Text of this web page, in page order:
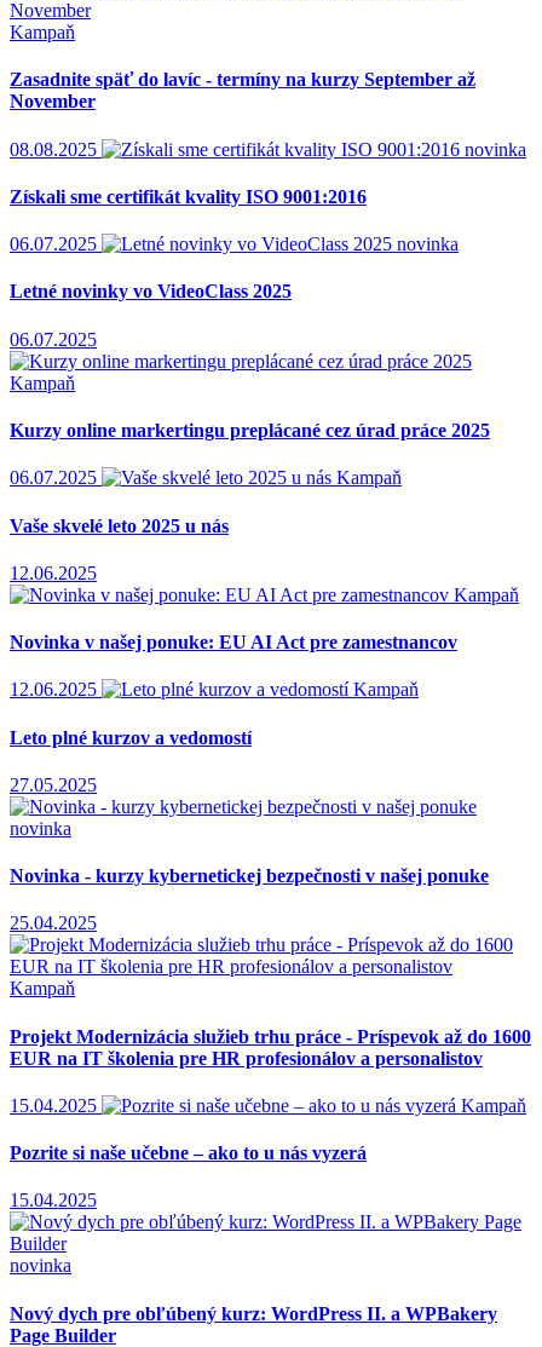
Kampaň
Zasadnite späť do lavíc - termíny na kurzy September až
November
08.08.2025 novinka
Získali sme certifikát kvality ISO 9001:2016
06.07.2025 novinka
Letné novinky vo VideoClass 2025
06.07.2025
Kampaň
Kurzy online markertingu preplácané cez úrad práce 2025
06.07.2025 Kampaň
Vaše skvelé leto 2025 u nás
12.06.2025
Kampaň
Novinka v našej ponuke: EU AI Act pre zamestnancov
12.06.2025 Kampaň
Leto plné kurzov a vedomostí
27.05.2025
novinka
Novinka - kurzy kybernetickej bezpečnosti v našej ponuke
25.04.2025
Kampaň
Projekt Modernizácia služieb trhu práce - Príspevok až do 1600
EUR na IT školenia pre HR profesionálov a personalistov
15.04.2025 Kampaň
Pozrite si naše učebne – ako to u nás vyzerá
15.04.2025
novinka
Nový dych pre obľúbený kurz: WordPress II. a WPBakery
Page Builder